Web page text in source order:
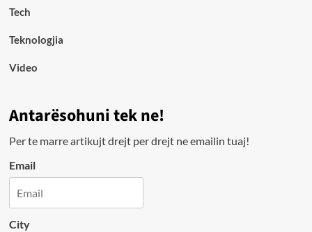
Tech
Teknologjia
Video
Antarësohuni tek ne!
Per te marre artikujt drejt per drejt ne emailin tuaj!
Email
City